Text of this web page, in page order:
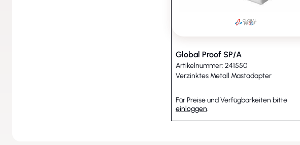
Global Proof SP/A
Artikelnummer: 241550
Verzinktes Metall Mastadapter
Für Preise und Verfügbarkeiten bitte
einloggen.